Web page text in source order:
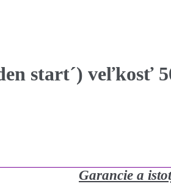
start´) veľkosť
Garancie a